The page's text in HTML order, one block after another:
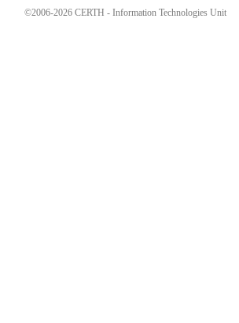
©2006-2026 CERTH - Information Technologies Unit